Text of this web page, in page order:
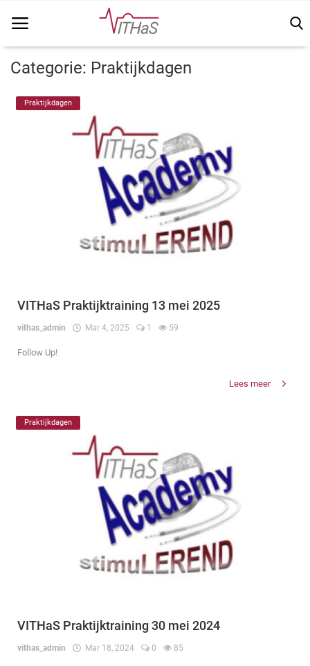
Home
Registreer
Categorie: Praktijkdagen
Praktijkdagen
VITHaS Praktijktraining 13 mei 2025
vithas_admin Mar 4, 2025 1 59
Follow Up!
Lees meer
Praktijkdagen
VITHaS Praktijktraining 30 mei 2024
vithas_admin Mar 18, 2024 0 85